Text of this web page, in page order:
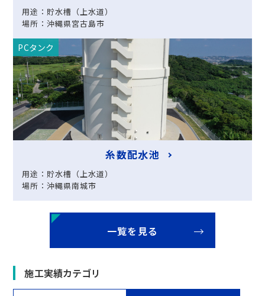
用途：貯水槽（上水道）
場所：沖縄県宮古島市
PCタンク
糸数配水池
用途：貯水槽（上水道）
場所：沖縄県南城市
一覧を見る
施工実績カテゴリ